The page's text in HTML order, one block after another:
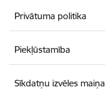
Privātuma politika
Piekļūstamība
Sīkdatņu izvēles maiņa